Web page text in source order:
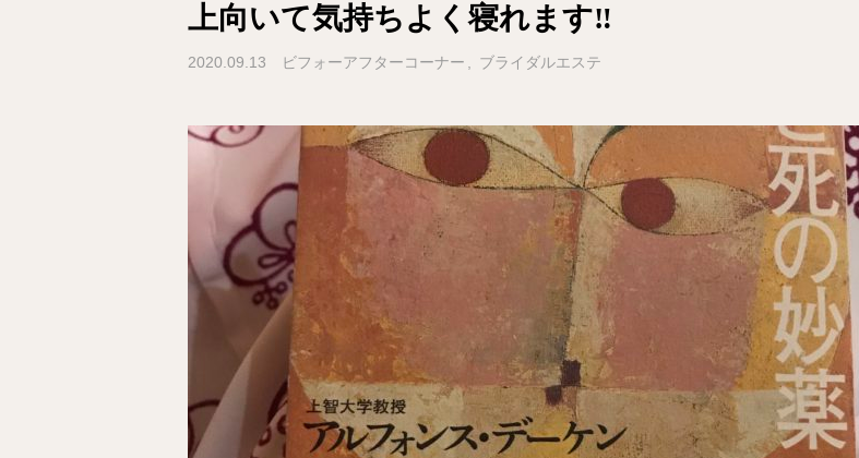
上向いて気持ちよく寝れます‼️
2020.09.13 ビフォーアフターコーナー ブライダルエステ